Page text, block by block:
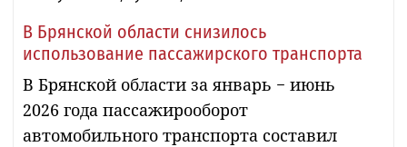
В Брянской области снизилось
использование пассажирского транспорта
В Брянской области за январь − июнь
2026 года пассажирооборот
автомобильного транспорта составил